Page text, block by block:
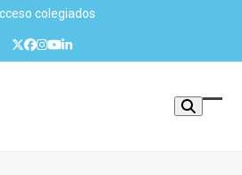
colegiados
Twitter
Facebook
Instagram
YouTube
LinkedIn